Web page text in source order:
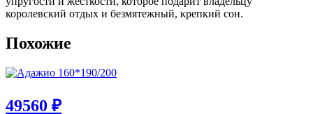
королевский отдых и безмятежный, крепкий сон.
Похожие
49560 ₽